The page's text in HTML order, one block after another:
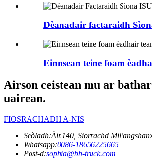
Dèanadair factaraidh
Einnsean teine ​​foam
Airson ceistean mu ar
uairean.
FIOSRACHADH A-NIS
Seòladh:Àir.140, Siorrachd
Whatsapp:0086-18656225665
Post-d:sophia@bh-truck.com